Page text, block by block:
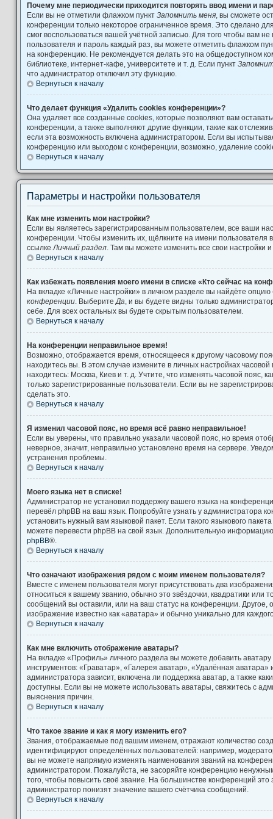
Почему мне периодически приходится повторять ввод имени и
Если вы не отметили флажком пункт Запомнить меня , вы сможете
конференции только некоторое ограниченное время. Это сделано
смог воспользоваться вашей учётной записью. Для того чтобы вам
пользователя и пароль каждый раз, вы можете отметить флажком
на конференцию. Не рекомендуется делать это на общедоступном
библиотеке, интернет-кафе, университете и т. д. Если пункт
что администратор отключил эту функцию.
Вернуться к началу
Что делает функция «Удалить cookies конференции»?
Она удаляет все созданные cookies, которые позволяют вам
конференции, а также выполняют другие функции, такие как
если эта возможность включена администратором. Если вы
конференцию или выходом с конференции, возможно, удаление
Вернуться к началу
Параметры и настройки пользователя
Как мне изменить мои настройки?
Если вы являетесь зарегистрированным пользователем, все ваши
конференции. Чтобы изменить их, щёлкните на имени пользователя
ссылке Личный раздел . Там вы можете изменить все свои настройки
Вернуться к началу
Как избежать появления моего имени в списке «Кто сейчас на
На вкладке «Личные настройки» в личном разделе вы найдёте опцию
конференции . Выберите Да , и вы будете видны только
себе. Для всех остальных вы будете скрытым пользователем.
Вернуться к началу
На конференции неправильное время!
Возможно, отображается время, относящееся к другому часовому
находитесь вы. В этом случае измените в личных настройках часовой
находитесь: Москва, Киев и т. д. Учтите, что изменять часовой пояс,
только зарегистрированные пользователи. Если вы не
сделать это.
Вернуться к началу
Я изменил часовой пояс, но время всё равно неправильное!
Если вы уверены, что правильно указали часовой пояс, но время
неверное, значит, неправильно установлено время на сервере.
устранения проблемы.
Вернуться к началу
Моего языка нет в списке!
Администратор не установил поддержку вашего языка на
перевёл phpBB на ваш язык. Попробуйте узнать у администратора
установить нужный вам языковой пакет. Если такого языкового
можете перевести phpBB на свой язык. Дополнительную
phpBB®.
Вернуться к началу
Что означают изображения рядом с моим именем пользователя?
Вместе с именем пользователя могут присутствовать два
относиться к вашему званию, обычно это звёздочки, квадратики или
сообщений вы оставили, или на ваш статус на конференции. Другое,
изображение известно как «аватара» и обычно уникально для
Вернуться к началу
Как мне включить отображение аватары?
На вкладке «Профиль» личного раздела вы можете добавить
инструментов: «Граватар», «Галерея аватар», «Удалённая
администратора зависит, включена ли поддержка аватар, а также
доступны. Если вы не можете использовать аватары, свяжитесь с
выяснения причин.
Вернуться к началу
Что такое звание и как я могу изменить его?
Звания, отображаемые под вашим именем, отражают количество
идентифицируют определённых пользователей: например,
вы не можете напрямую изменять наименования званий на
администратором. Пожалуйста, не засоряйте конференцию
того, чтобы повысить своё звание. На большинстве конференций
администратор понизят значение вашего счётчика сообщений.
Вернуться к началу